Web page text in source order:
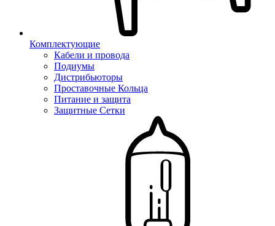
Комплектующие
Кабели и провода
Подиумы
Дистрибьюторы
Проставочные Кольца
Питание и защита
Защитные Сетки